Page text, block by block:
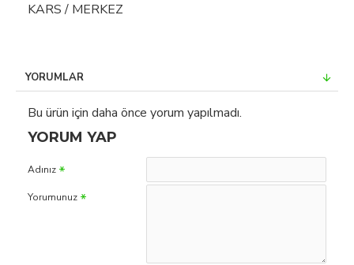
KARS / MERKEZ
YORUMLAR
Bu ürün için daha önce yorum yapılmadı.
YORUM YAP
Adınız
Yorumunuz